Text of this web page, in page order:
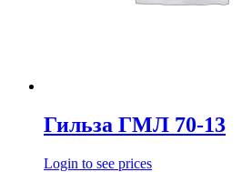
Гильза ГМЛ 70-13
Login to see prices